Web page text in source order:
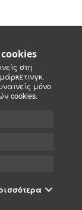
στη
μόνο
cookies.